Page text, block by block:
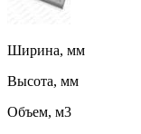
Ширина, мм
Высота, мм
Объем, м3